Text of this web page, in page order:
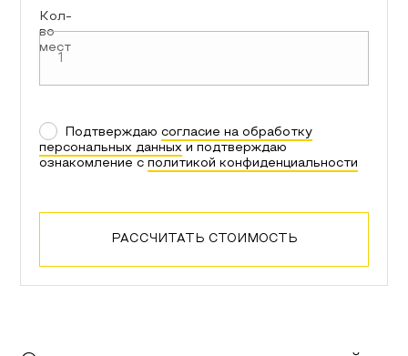
Кол-
во
мест
Подтверждаю согласие на обработку
персональных данных и подтверждаю
ознакомление с политикой конфиденциальности
РАССЧИТАТЬ СТОИМОСТЬ